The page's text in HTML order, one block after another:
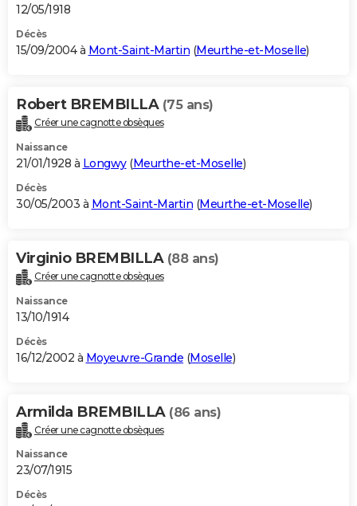
12/05/1918
Décès
15/09/2004 à Mont-Saint-Martin (Meurthe-et-Moselle)
Robert BREMBILLA (75 ans)
Créer une cagnotte obsèques
Naissance
21/01/1928 à Longwy(Meurthe-et-Moselle)
Décès
30/05/2003 à Mont-Saint-Martin (Meurthe-et-Moselle)
Virginio BREMBILLA (88 ans)
Créer une cagnotte obsèques
Naissance
13/10/1914
Décès
16/12/2002 à Moyeuvre-Grande (Moselle)
Armilda BREMBILLA (86 ans)
Créer une cagnotte obsèques
Naissance
23/07/1915
Décès